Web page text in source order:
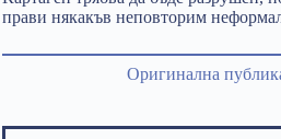
прави някакъв неповторим
Оригинална